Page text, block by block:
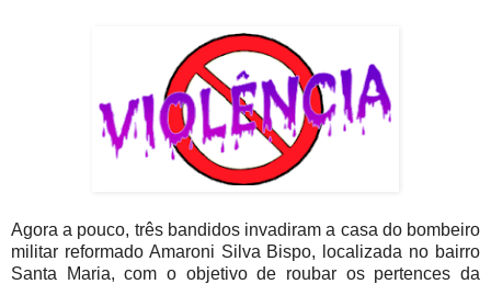
Agora a pouco, três bandidos invadiram a casa do bombeiro
militar reformado Amaroni Silva Bispo, localizada no bairro
Santa Maria, com o objetivo de roubar os pertences da